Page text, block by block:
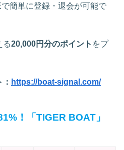
簡単に登録・退会が可能で
る20,000円分のポイント をプ
https://boat-signal.com/
！「TIGER BOAT」